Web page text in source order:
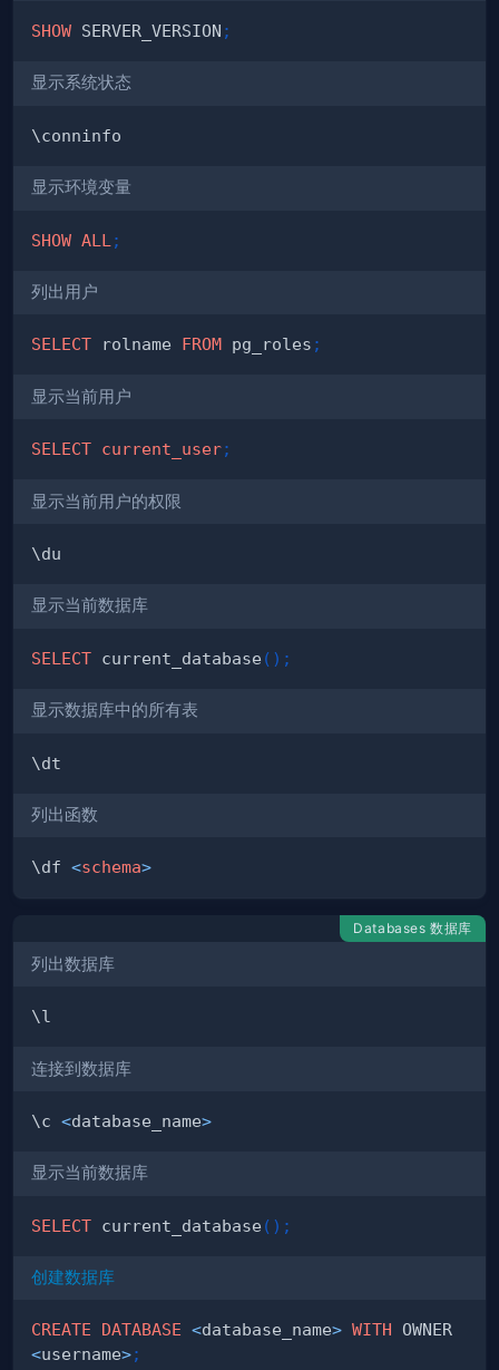
SHOW SERVER_VERSION ;
显示系统状态
显示环境变量
SHOW ALL ;
列出用户
SELECT rolname FROM pg_roles ;
显示当前用户
SELECT current_user;
显示当前用户的权限
显示当前数据库
SELECT current_database ( ) ;
显示数据库中的所有表
列出函数
\df <schema>
Databases 数据库
列出数据库
连接到数据库
\c <database_name>
显示当前数据库
SELECT current_database ( ) ;
创建数据库
CREATE DATABASE <database_name> WITH
<username>;